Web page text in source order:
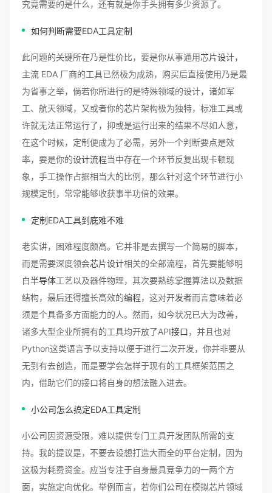
究竟需要的是什么，还有就是你手头拥有多少资源了。
如何判断需要EDA工具定制
此问题的关键所在乃是性价比，要是你从事通用芯片设计，
主流 EDA 厂商的工具已然极为成熟，购买后直接使用乃是最
为省事之举，倘若你所进行的是特殊领域的设计，诸如军
工、航天领域，又或者你的芯片架构极为独特，标准工具或
许就无法正常运行了，抑或是运行出来的结果不尽如人意，
在这个时候，定制便成为了必需，另外一个判断要点是效
率，要是你的设计流程当中存在一个环节反复出现卡顿现
象，手工操作占据相当大的比例，那么针对这个环节进行小
规模定制，常常能够收获事半功倍的效果。
定制EDA工具到底难不难
老实讲，困难程度颇高。它并非是去撰写一个简易的脚本，
而是需要深度领会芯片设计相关的全部流程，首先要能够明
白半导体工艺以及器件物理，其次要熟练掌握算法以及数据
结构，最后还得擅长高效的编程，这对开发者而言意味着必
须是个具备多方面能力的人。然而，如今状况已大为改善，
诸多大型企业所拥有的工具均开放了API接口，并且也对
Python这类语言予以支持以便于进行二次开发，你并非要从
无到有去创造，而是要学会怎样于现有的工具框架范围之
内，借助它们的接口将自身的想法融入进去。
小公司怎么搞定EDA工具定制
小公司因资源受限，难以提供专门工具开发团队所需的支
持。我的提议是，不要去设想打造大而全的平台定制，因为
这极为耗费资金。应当专注于自身最具竞争力的一两个方
面，实施定向优化。举例而言，若你们公司在模拟芯片领域